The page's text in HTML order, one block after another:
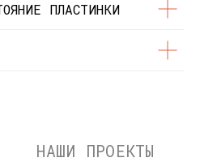
ПЛАСТИНКИ